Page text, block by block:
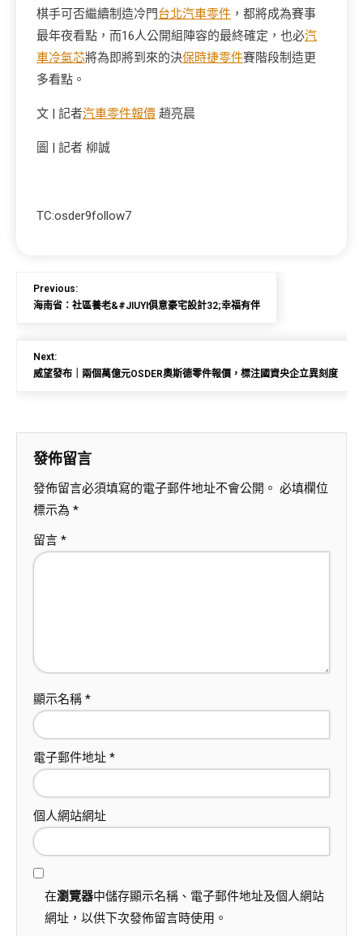
棋手可否繼續制造冷門台北汽車零件 ，都將成為賽事
最年夜看點，而16人公開組陣容的最終確定，也必汽
車冷氣芯將為即將到來的決保時捷零件賽階段制造更
多看點。
文 | 記者汽車零件報價 趙亮晨
圖 | 記者 柳誠
TC:osder9follow7
Previous:
海南省：社區養老&#JIUYI俱意豪宅設計32;幸福有伴
Next:
威望發布｜兩個萬億元OSDER奧斯德零件報價，標注國資央企立異刻度
發佈留言
發佈留言必須填寫的電子郵件地址不會公開。 必填欄位
標示為 *
留言 *
顯示名稱 *
電子郵件地址 *
個人網站網址
在瀏覽器中儲存顯示名稱、電子郵件地址及個人網站
網址，以供下次發佈留言時使用。